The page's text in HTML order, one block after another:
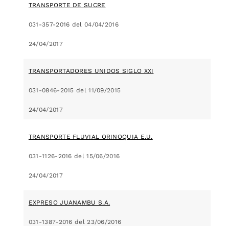
TRANSPORTE DE SUCRE
031-357-2016 del 04/04/2016
24/04/2017
TRANSPORTADORES UNIDOS SIGLO XXI
031-0846-2015 del 11/09/2015
24/04/2017
TRANSPORTE FLUVIAL ORINOQUIA E.U.
031-1126-2016 del 15/06/2016
24/04/2017
EXPRESO JUANAMBU S.A.
031-1387-2016 del 23/06/2016